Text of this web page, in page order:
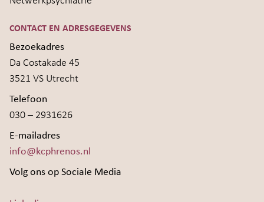
CONTACT EN ADRESGEGEVENS
Bezoekadres
Da Costakade 45
3521 VS Utrecht
Telefoon
030 – 2931626
E-mailadres
info@kcphrenos.nl
Volg ons op Sociale Media